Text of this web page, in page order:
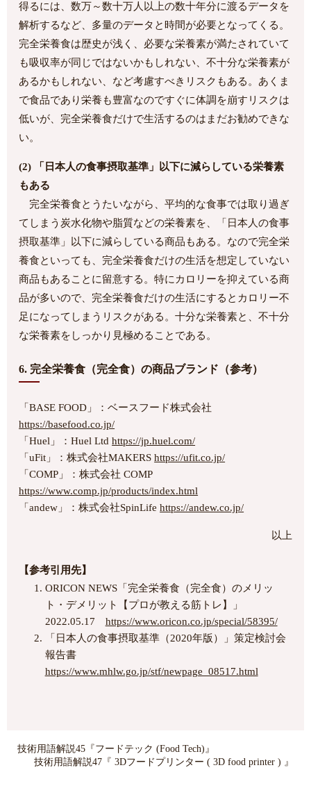
得るには、数万～数十万人以上の数十年分に渡るデータを
解析するなど、多量のデータと時間が必要となってくる。
完全栄養食は歴史が浅く、必要な栄養素が満たされていて
も吸収率が同じではないかもしれない、不十分な栄養素が
あるかもしれない、など考慮すべきリスクもある。あくま
で食品であり栄養も豊富なのですぐに体調を崩すリスクは
低いが、完全栄養食だけで生活するのはまだお勧めできな
い。
(2) 「日本人の食事摂取基準」以下に減らしている栄養素
もある
完全栄養食とうたいながら、平均的な食事では取り過ぎ
てしまう炭水化物や脂質などの栄養素を、「日本人の食事
摂取基準」以下に減らしている商品もある。なので完全栄
養食といっても、完全栄養食だけの生活を想定していない
商品もあることに留意する。特にカロリーを抑えている商
品が多いので、完全栄養食だけの生活にするとカロリー不
足になってしまうリスクがある。十分な栄養素と、不十分
な栄養素をしっかり見極めることである。
6. 完全栄養食（完全食）の商品ブランド（参考）
「BASE FOOD」：ベースフード株式会社
https://basefood.co.jp/
「Huel」：Huel Ltdhttps://jp.huel.com/
「uFit」：株式会社MAKERShttps://ufit.co.jp/
「COMP」：株式会社 COMP
https://www.comp.jp/products/index.html
「andew」：株式会社SpinLifehttps://andew.co.jp/
以上
【参考引用先】
ORICON NEWS「完全栄養食（完全食）のメリッ
ト・デメリット【プロが教える筋トレ】」
2022.05.17 https://www.oricon.co.jp/special/58395/
「日本人の食事摂取基準（2020年版）」策定検討会
報告書
https://www.mhlw.go.jp/stf/newpage_08517.html
技術用語解説45『フードテック (Food Tech)』
技術用語解説47『 3Dフードプリンター ( 3D food printer ) 』